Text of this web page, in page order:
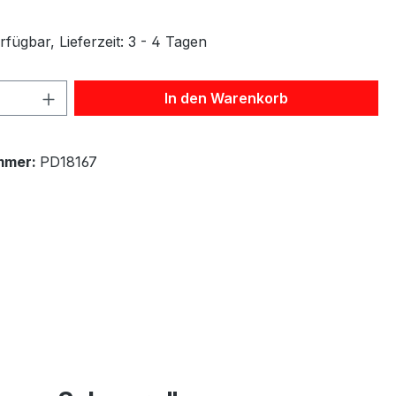
Lieferzeit: 3 - 4 Tagen
Anzahl: Gib den gewünschten Wert
In den Warenkorb
PD18167